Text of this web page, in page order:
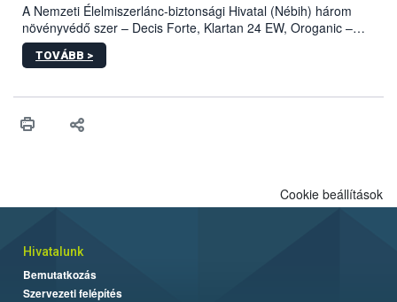
A Nemzeti Élelmiszerlánc-biztonsági Hivatal (Nébih) három
növényvédő szer – Decis Forte, Klartan 24 EW, Oroganic –
engedélyokiratát módosította, így azok a szüretet követően,
egészen a vesszőérettség (BBCH 91) stádiumáig
érésű szőlőkben is legyen lehetőség a károsító elleni további
felhasználók számára is elérhető és ökológiai termesztésben is
TOVÁBB >
Cookie beállítások
Hivatalunk
Bemutatkozás
Szervezeti felépítés